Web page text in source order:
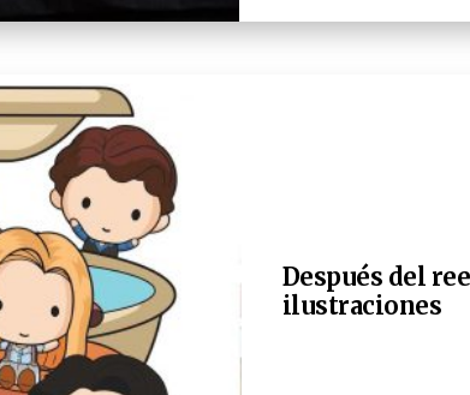
Después del
ilustraciones